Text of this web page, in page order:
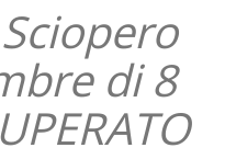
di 8